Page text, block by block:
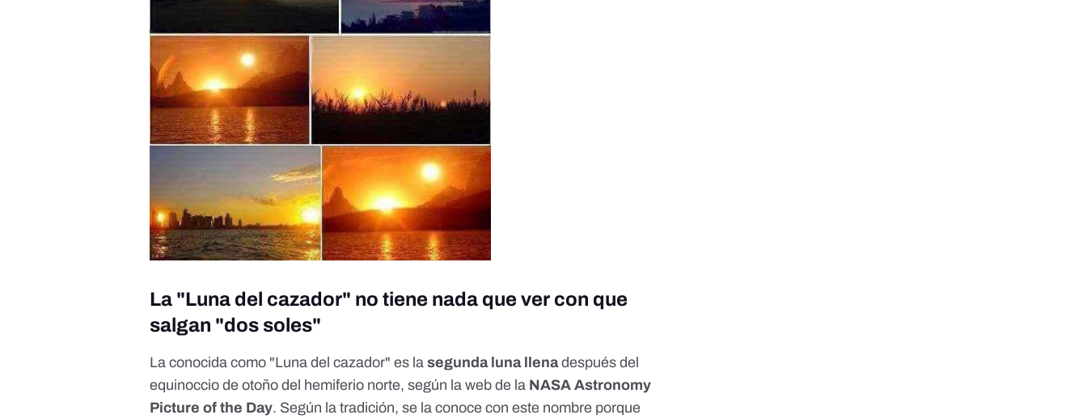
La "Luna del cazador" no tiene nada que ver con que
salgan "dos soles"
La conocida como "Luna del cazador" es lasegunda luna llenadespués del
equinoccio de otoño del hemiferio norte, según la web de la NASA Astronomy
Picture of the Day. Según la tradición, se la conoce con este nombre porque